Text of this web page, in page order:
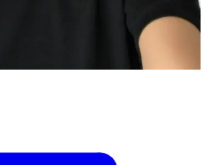
সাথে দেখা হয়। তার বাদামী চুলগুলো সবসময়
খুব শান্ত ও নির্ভার দেখাচ্ছে, আপনি